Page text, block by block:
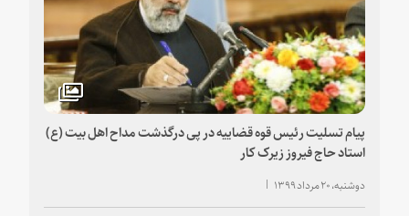
پیام تسلیت رئیس قوه قضاییه در پی درگذشت مداح اهل بیت (ع)
استاد حاج فیروز زیرک کار
دوشنبه، ۲۰ مرداد ۱۳۹۹